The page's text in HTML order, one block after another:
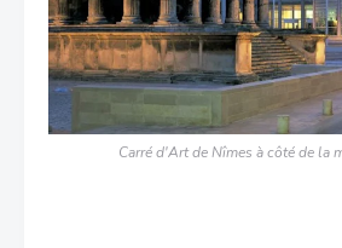
Carré d'Art de Nîmes à côté de la